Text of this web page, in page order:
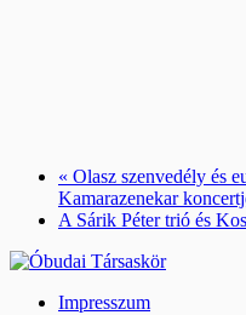
« Olasz szenvedély és
Kamarazenekar
A Sárik Péter trió és
Impresszum